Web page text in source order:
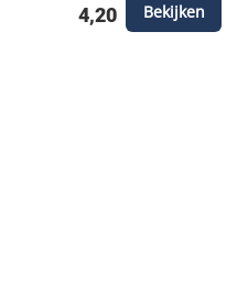
4,20 Bekijken